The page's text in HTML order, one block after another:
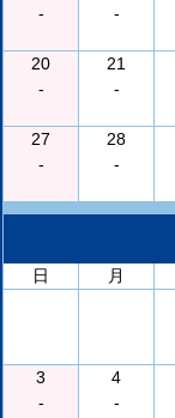
-
-
20
-
21
-
27
-
28
-
日
月
3
-
4
-